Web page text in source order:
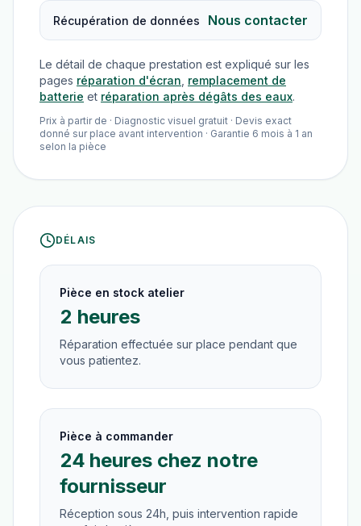
Récupération de données Nous contacter
Le détail de chaque prestation est expliqué sur les
pages réparation d'écran remplacement de
batterie et réparation après dégâts des eaux.
Prix à partir de · Diagnostic visuel gratuit · Devis exact
donné sur place avant intervention · Garantie 6 mois à 1 an
selon la pièce
DÉLAIS
Pièce en stock atelier
2 heures
Réparation effectuée sur place pendant que
vous patientez.
Pièce à commander
24 heures chez notre
fournisseur
Réception sous 24h, puis intervention rapide